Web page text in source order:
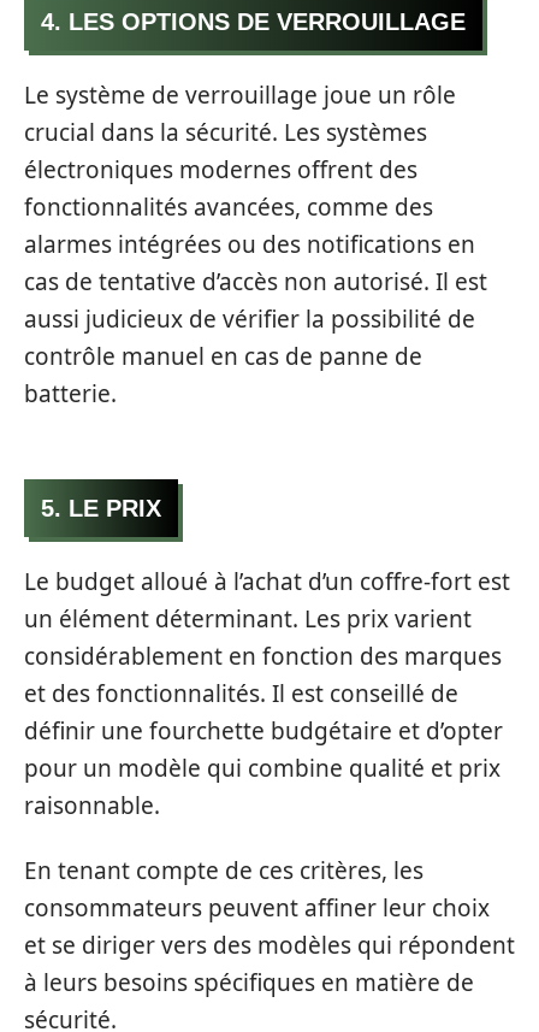
4. LES OPTIONS DE VERROUILLAGE
Le système de verrouillage joue un rôle
crucial dans la sécurité. Les systèmes
électroniques modernes offrent des
fonctionnalités avancées, comme des
alarmes intégrées ou des notifications en
cas de tentative d’accès non autorisé. Il est
aussi judicieux de vérifier la possibilité de
contrôle manuel en cas de panne de
batterie.
5. LE PRIX
Le budget alloué à l’achat d’un coffre-fort est
un élément déterminant. Les prix varient
considérablement en fonction des marques
et des fonctionnalités. Il est conseillé de
définir une fourchette budgétaire et d’opter
pour un modèle qui combine qualité et prix
raisonnable.
En tenant compte de ces critères, les
consommateurs peuvent affiner leur choix
et se diriger vers des modèles qui répondent
à leurs besoins spécifiques en matière de
sécurité.